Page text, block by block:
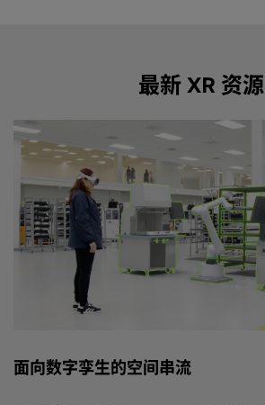
最新 XR 资源
面向数字孪生的空间串流